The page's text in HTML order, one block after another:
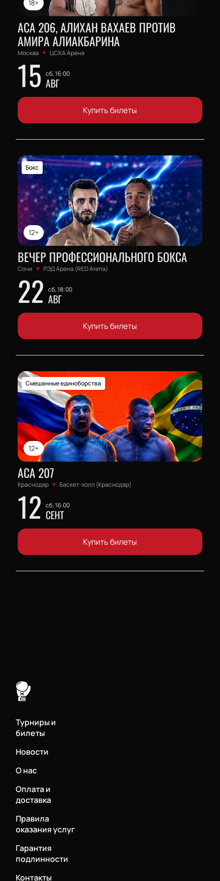
18+
АСА 206, АЛИХАН ВАХАЕВ ПРОТИВ
АМИРА АЛИАКБАРИНА
Москва ЦСКА Арена
15 сб, 16:00
АВГ
Купить билеты
12+
Бокс
ВЕЧЕР ПРОФЕССИОНАЛЬНОГО БОКСА
Сочи РЭД Арена (RED Arena)
22 сб, 18:00
АВГ
Купить билеты
12+
Смешанные единоборства
АСА 207
Краснодар Баскет-холл (Краснодар)
12 сб, 16:00
СЕНТ
Купить билеты
Турниры и
билеты
Новости
О нас
Оплата и
доставка
Правила
оказания услуг
Гарантия
подлинности
Контакты